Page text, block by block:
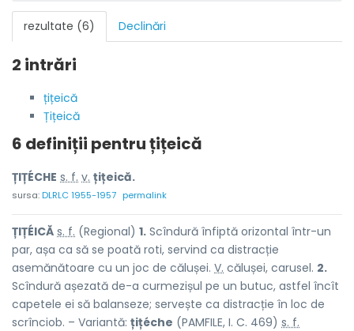
rezultate (6) Declinări
2 intrări
țițeică
Țițeică
6 definiții pentruțițeică
ȚIȚÉCHE s. f. v. țițeică.
sursa:DLRLC 1955-1957 permalink
ȚIȚÉICĂ s. f. (Regional) 1. Scîndură înfiptă orizontal într-un
par, așa ca să se poată roti, servind ca distracție
asemănătoare cu un joc de călușei. V. călușei, carusel. 2.
Scîndură așezată de-a curmezișul pe un butuc, astfel încît
capetele ei să balanseze; servește ca distracție în loc de
scrînciob. – Variantă: țițéche (PAMFILE, I. C. 469) s. f.